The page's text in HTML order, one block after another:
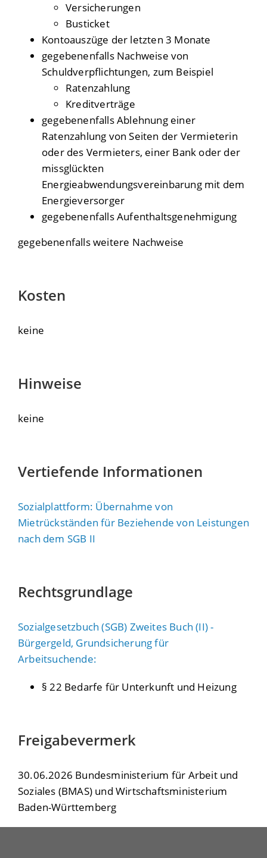
Versicherungen
Busticket
Kontoauszüge der letzten 3 Monate
gegebenenfalls Nachweise von
Schuldverpflichtungen, zum Beispiel
Ratenzahlung
Kreditverträge
gegebenenfalls Ablehnung einer
Ratenzahlung von Seiten der Vermieterin
oder des Vermieters, einer Bank oder der
missglückten
Energieabwendungsvereinbarung mit dem
Energieversorger
gegebenenfalls Aufenthaltsgenehmigung
gegebenenfalls weitere Nachweise
Kosten
keine
Hinweise
keine
Vertiefende Informationen
Sozialplattform: Übernahme von
Mietrückständen für Beziehende von Leistungen
nach dem SGB II
Rechtsgrundlage
Sozialgesetzbuch (SGB) Zweites Buch (II) -
Bürgergeld, Grundsicherung für
Arbeitsuchende:
§ 22 Bedarfe für Unterkunft und Heizung
Freigabevermerk
30.06.2026 Bundesministerium für Arbeit und
Soziales (BMAS) und Wirtschaftsministerium
Baden-Württemberg